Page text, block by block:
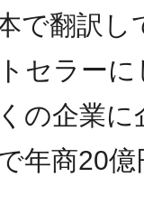
で翻訳し
セラー
の企業
年商20